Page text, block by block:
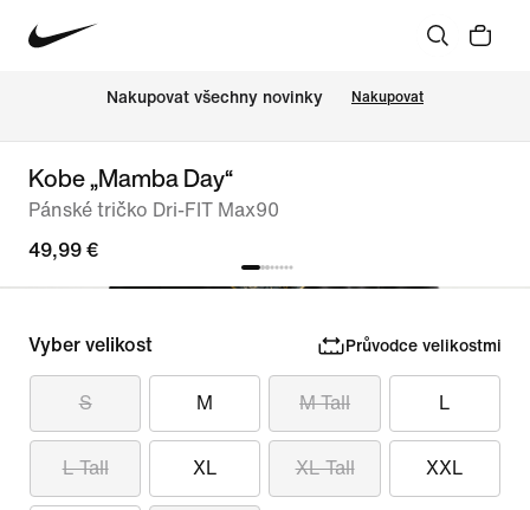
Nakupovat všechny novinky Nakupovat
Kobe „Mamba Day“
Pánské tričko Dri-FIT Max90
49,99 €
Vyber velikost Průvodce velikostmi
S M M Tall L
L Tall XL XL Tall XXL